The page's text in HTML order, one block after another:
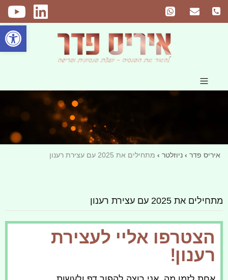
איריס פדר › ניוזלטר › מתחילים את 2025 עם עצירת רענון‎
מתחילים את 2025 עם עצירת רענון‎
הצטרפו אליי לעצירת
רענון!